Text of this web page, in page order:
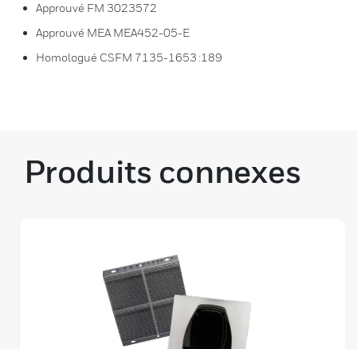
Approuvé FM 3023572
Approuvé MEA MEA452-05-E
Homologué CSFM 7135-1653 :189
Produits connexes